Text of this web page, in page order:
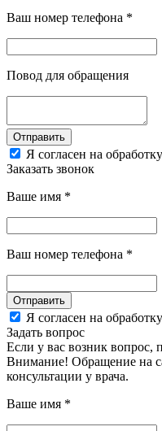
Ваш номер телефона *
Повод для обращения
Отправить
Я согласен на
Заказать звонок
Ваше имя *
Ваш номер телефона *
Отправить
Я согласен на
Задать вопрос
Если у вас возник вопрос,
Внимание! Обращение на
консультации у врача.
Ваше имя *